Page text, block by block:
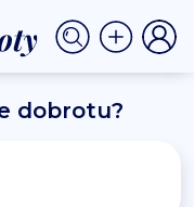
dobrotu?